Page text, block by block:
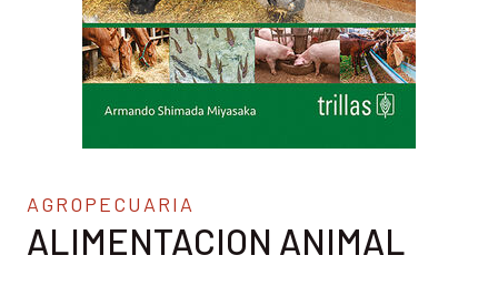
AGROPECUARIA
ALIMENTACION ANIMAL